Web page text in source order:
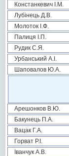
Констанкевич І.М.
Лубінець Д.В.
Молоток І.Ф.
Палиця І.П.
Рудик С.Я.
Урбанський А.І.
Шаповалов Ю.А.
Арешонков В.Ю.
Бакунець П.А.
Вацак Г.А.
Горват Р.І.
Іванчук А.В.